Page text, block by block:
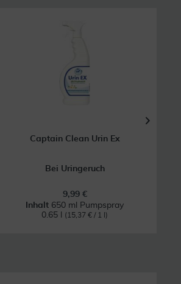
Captain Clean Urin Ex
Bei Uringeruch
9,99 €
Inhalt 650 ml Pumpspray
0.65 l
(15,37 € / 1 l)